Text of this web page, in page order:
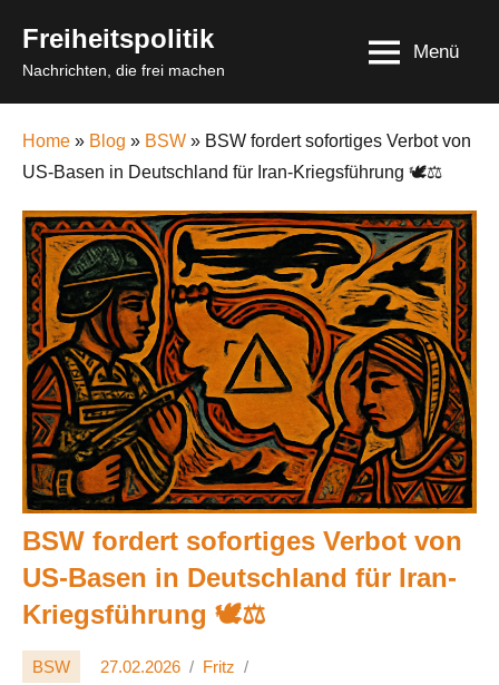
content
Freiheitspolitik
Nachrichten, die frei machen
Menü
Home » Blog » BSW » BSW fordert sofortiges Verbot von
US-Basen in Deutschland für Iran-Kriegsführung 🕊️⚖️
BSW fordert sofortiges Verbot von
US-Basen in Deutschland für Iran-
Kriegsführung 🕊️⚖️
BSW 27.02.2026 Fritz